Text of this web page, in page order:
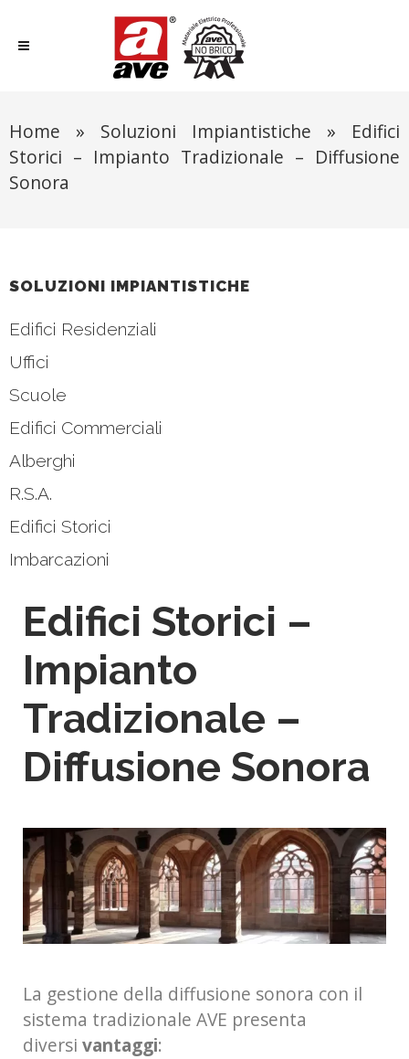
Home » Soluzioni Impiantistiche » Edifici
Storici – Impianto Tradizionale – Diffusione
Sonora
SOLUZIONI IMPIANTISTICHE
Edifici Residenziali
Uffici
Scuole
Edifici Commerciali
Alberghi
R.S.A.
Edifici Storici
Imbarcazioni
Edifici Storici –
Impianto
Tradizionale –
Diffusione Sonora
La gestione della diffusione sonora con il
sistema tradizionale AVE presenta
diversi vantaggi: